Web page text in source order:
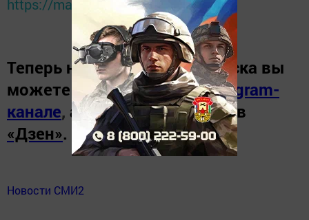
https://max.ru/tatmedia
Теперь новости Зеленодольска вы
можете узнать в нашемTelegram-
канале, а также читайте нас в
«Дзен».
Новости СМИ2